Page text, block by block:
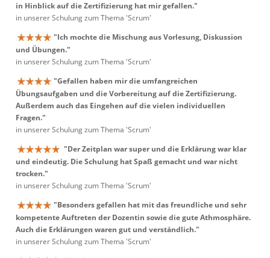
in Hinblick auf die Zertifizierung hat mir gefallen."
in unserer Schulung zum Thema 'Scrum'
"Ich mochte die Mischung aus Vorlesung, Diskussion
und Übungen."
in unserer Schulung zum Thema 'Scrum'
"Gefallen haben mir die umfangreichen
Übungsaufgaben und die Vorbereitung auf die Zertifizierung.
Außerdem auch das Eingehen auf die vielen individuellen
Fragen."
in unserer Schulung zum Thema 'Scrum'
"Der Zeitplan war super und die Erklärung war klar
und eindeutig. Die Schulung hat Spaß gemacht und war nicht
trocken."
in unserer Schulung zum Thema 'Scrum'
"Besonders gefallen hat mit das freundliche und sehr
kompetente Auftreten der Dozentin sowie die gute Athmosphäre.
Auch die Erklärungen waren gut und verständlich."
in unserer Schulung zum Thema 'Scrum'